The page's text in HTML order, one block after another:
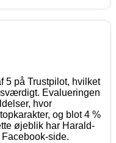
5 på Trustpilot, hvilket
Evalueringen
hvor
og blot 4 %
øjeblik har Harald-
side.